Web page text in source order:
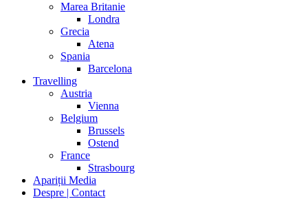
Marea Britanie
Londra
Grecia
Atena
Spania
Barcelona
Travelling
Austria‎
Vienna
Belgium
Brussels
Ostend
France
Strasbourg
Apariții Media
Despre | Contact